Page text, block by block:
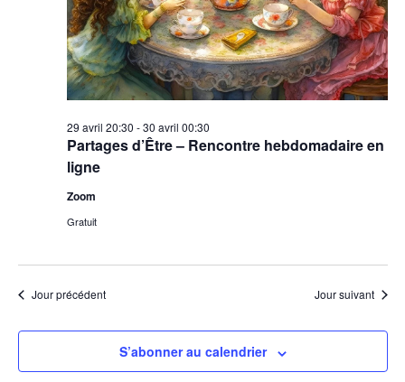
Partages d’Être – Rencontre hebdomadaire en
ligne
29 avril 20:30 -30 avril 00:30
Zoom
Gratuit
Jour précédent Jour suivant
S’abonner au calendrier